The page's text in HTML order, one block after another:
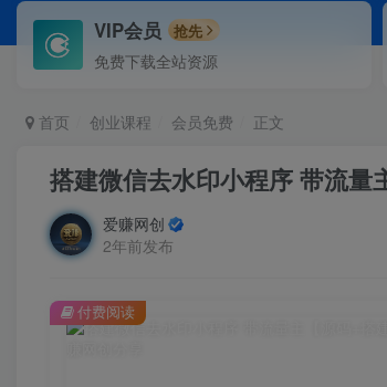
VIP会员 抢先
免费下载全站资源
首页 创业课程 会员免费 正文
搭建微信去水印小程序 带流量
爱赚网创
2年前发布
付费阅读